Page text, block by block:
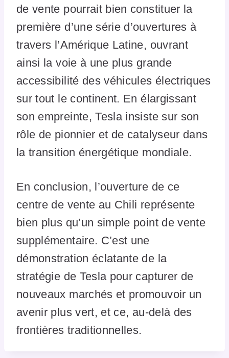
de vente pourrait bien constituer la
première d’une série d’ouvertures à
travers l’Amérique Latine, ouvrant
ainsi la voie à une plus grande
accessibilité des véhicules électriques
sur tout le continent. En élargissant
son empreinte, Tesla insiste sur son
rôle de pionnier et de catalyseur dans
la transition énergétique mondiale.
En conclusion, l’ouverture de ce
centre de vente au Chili représente
bien plus qu’un simple point de vente
supplémentaire. C’est une
démonstration éclatante de la
stratégie de Tesla pour capturer de
nouveaux marchés et promouvoir un
avenir plus vert, et ce, au-delà des
frontières traditionnelles.